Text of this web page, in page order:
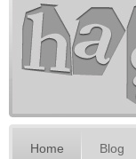
Home Blog